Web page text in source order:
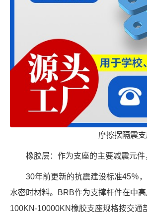
摩擦摆隔震
橡胶层：作为支座的主要减震元
30年前更新的抗震建设标准45％
水密时材料。BRB作为支撑杆件在中
100KN-10000KN橡胶支座规格按交通